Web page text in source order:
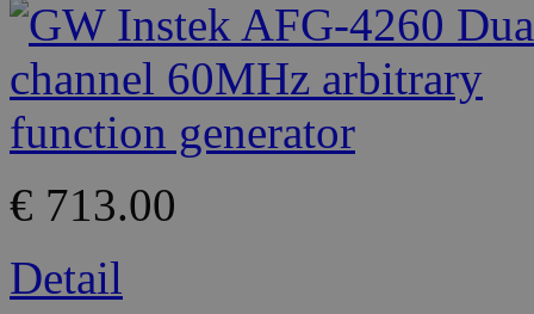
€ 713.00
Detail